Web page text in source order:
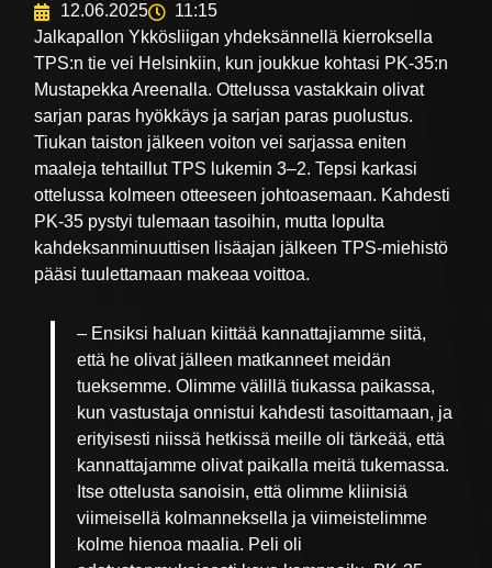
12.06.2025
11:15
Jalkapallon Ykkösliigan yhdeksännellä kierroksella
TPS:n tie vei Helsinkiin, kun joukkue kohtasi PK-35:n
Mustapekka Areenalla. Ottelussa vastakkain olivat
sarjan paras hyökkäys ja sarjan paras puolustus.
Tiukan taiston jälkeen voiton vei sarjassa eniten
maaleja tehtaillut TPS lukemin 3–2. Tepsi karkasi
ottelussa kolmeen otteeseen johtoasemaan. Kahdesti
PK-35 pystyi tulemaan tasoihin, mutta lopulta
kahdeksanminuuttisen lisäajan jälkeen TPS-miehistö
pääsi tuulettamaan makeaa voittoa.
– Ensiksi haluan kiittää kannattajiamme siitä,
että he olivat jälleen matkanneet meidän
tueksemme. Olimme välillä tiukassa paikassa,
kun vastustaja onnistui kahdesti tasoittamaan, ja
erityisesti niissä hetkissä meille oli tärkeää, että
kannattajamme olivat paikalla meitä tukemassa.
Itse ottelusta sanoisin, että olimme kliinisiä
viimeisellä kolmanneksella ja viimeistelimme
kolme hienoa maalia. Peli oli